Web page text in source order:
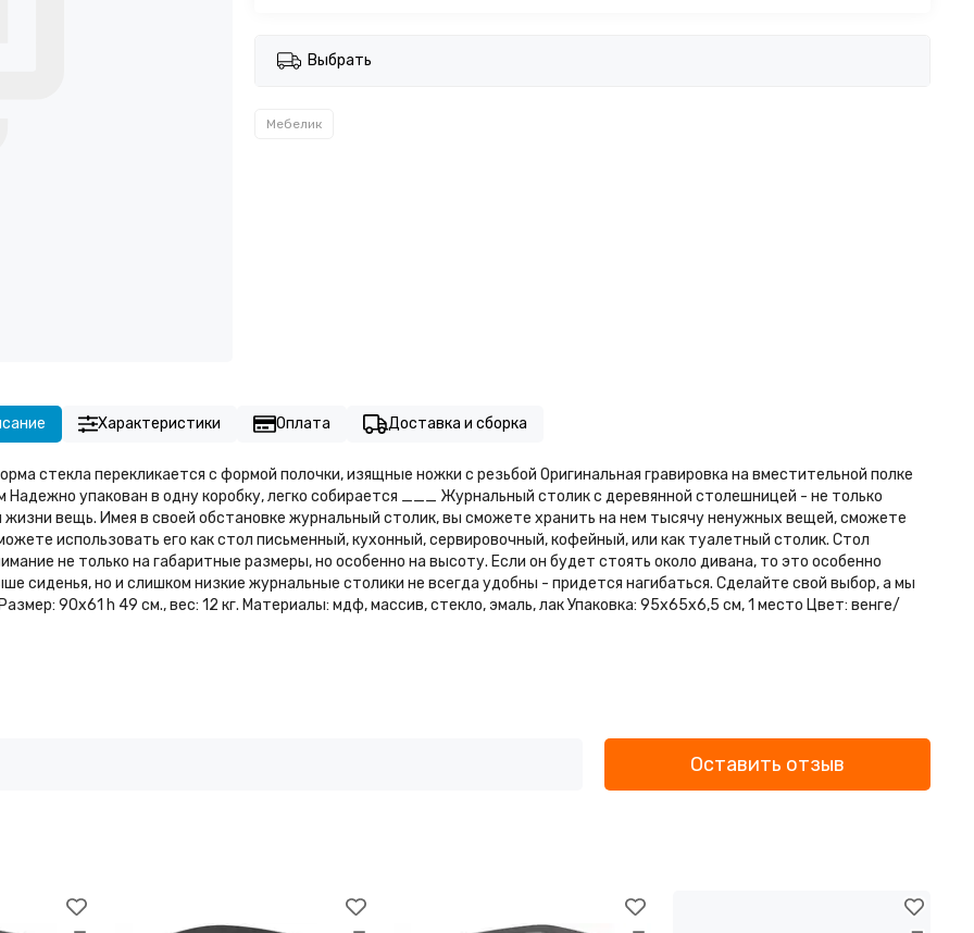
Выбрать
Мебелик
Характеристики Оплата Доставка и сборка
стекла перекликается с формой полочки, изящные ножки с резьбой Оригинальная гравировка на вместительной полке
упакован в одну коробку, легко собирается ___ Журнальный столик с деревянной столешницей - не только
жизни вещь. Имея в своей обстановке журнальный столик, вы сможете хранить на нем тысячу ненужных вещей, сможете
использовать его как стол письменный, кухонный, сервировочный, кофейный, или как туалетный столик. Стол
не только на габаритные размеры, но особенно на высоту. Если он будет стоять около дивана, то это особенно
сиденья, но и слишком низкие журнальные столики не всегда удобны - придется нагибаться. Сделайте свой выбор, а мы
90х61 h 49 см., вес: 12 кг. Материалы: мдф, массив, стекло, эмаль, лак Упаковка: 95х65х6,5 см, 1 место Цвет: венге/
Оставить отзыв